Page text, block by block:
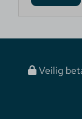
Veilig